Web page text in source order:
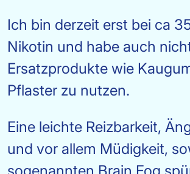
Ich bin derzeit erst bei ca
Nikotin und habe auch
Ersatzprodukte wie
Pflaster zu nutzen.
Eine leichte Reizbarkeit,
und vor allem Müdigkeit,